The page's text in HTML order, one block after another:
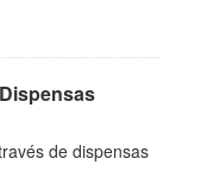
de dispensas